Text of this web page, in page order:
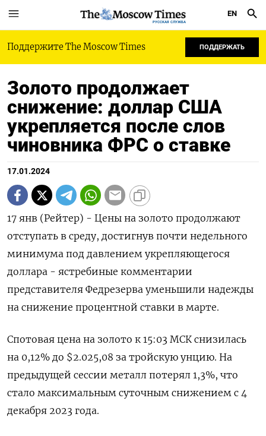
РУССКАЯ СЛУЖБА
EN
Поддержите The Moscow Times ПОДДЕРЖАТЬ
Золото продолжает
снижение: доллар США
укрепляется после слов
чиновника ФРС о ставке
17.01.2024
17 янв (Рейтер) - Цены на золото продолжают
отступать в среду, достигнув почти недельного
минимума под давлением укрепляющегося
доллара - ястребиные комментарии
представителя Федрезерва уменьшили надежды
на снижение процентной ставки в марте.
Спотовая цена на золото к 15:03 МСК снизилась
на 0,12% до $2.025,08​ за тройскую унцию. На
предыдущей сессии металл потерял 1,3%, что
стало максимальным суточным снижением с 4
декабря 2023 года.